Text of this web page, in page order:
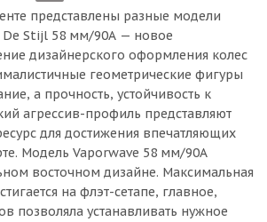
представлены разные модели
De Stijl 58 мм/90А — новое
дизайнерского оформления колес
геометрические фигуры
а прочность, устойчивость к
агрессив-профиль представляют
для достижения впечатляющих
Модель Vaporwave 58 мм/90А
восточном дизайне. Максимальная
на флэт-сетапе, главное,
позволяла устанавливать нужное